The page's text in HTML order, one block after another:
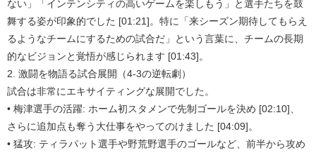
ない」「インテンシティの高いゲームを楽しもう」と選手たちを鼓
舞する姿が印象的でした [01:21]。特に「来シーズン期待してもらえ
るようなチームにするための試合だ」という言葉に、チームの長期
的なビジョンと覚悟が感じられます [01:43]。
2. 激闘を物語る試合展開（4-3の逆転劇）
試合は非常にエキサイティングな展開でした。
• 梅津選手の活躍: ホーム初スタメンで先制ゴールを決め [02:10]、
さらに追加点も奪う大仕事をやってのけました [04:09]。
• 猛攻: ティラパット選手や野荒野選手のゴールなど、前半から攻め